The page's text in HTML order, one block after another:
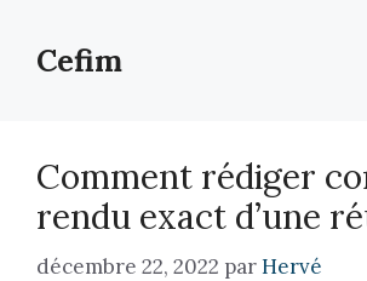
contenu
Cefim
Comment rédiger
rendu exact d’une
décembre 22, 2022 parHervé